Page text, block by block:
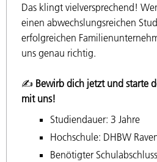
Das klingt vielversprechend!
einen abwechslungsreichen
erfolgreichen
uns genau richtig.
✍️ Bewirb dich jetzt und starte
mit uns!
Studiendauer: 3 Jahre
Hochschule: DHBW
Benötigter